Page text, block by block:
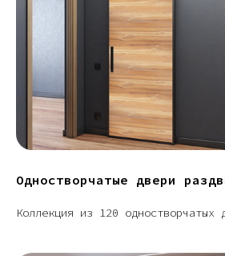
Одностворчатые двери
Коллекция из 120 одностворчатых